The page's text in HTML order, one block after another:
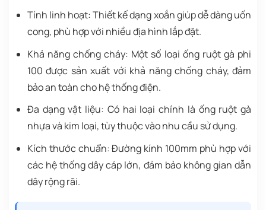
Tính linh hoạt: Thiết kế dạng xoắn giúp dễ dàng uốn
cong, phù hợp với nhiều địa hình lắp đặt.
Khả năng chống cháy: Một số loại ống ruột gà phi
100 được sản xuất với khả năng chống cháy, đảm
bảo an toàn cho hệ thống điện.
Đa dạng vật liệu: Có hai loại chính là ống ruột gà
nhựa và kim loại, tùy thuộc vào nhu cầu sử dụng.
Kích thước chuẩn: Đường kính 100mm phù hợp với
các hệ thống dây cáp lớn, đảm bảo không gian dẫn
dây rộng rãi.